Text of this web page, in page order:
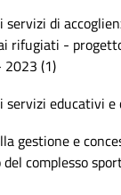
servizi di
rifugiati -
(1)
servizi educativi
gestione e
complesso